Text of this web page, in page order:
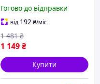
DBUY
Готово до відправки
від 192₴/міс
1 149₴
1 481 ₴
Купити